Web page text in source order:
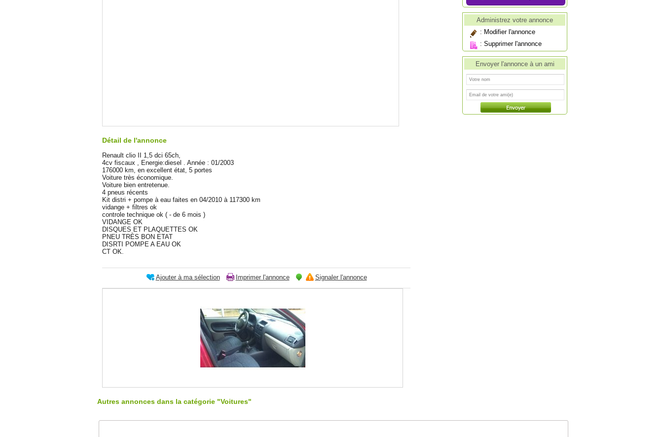
Détail de l'annonce
Renault clio II 1,5 dci 65ch,
4cv fiscaux , Energie:diesel . Année : 01/2003
176000 km, en excellent état, 5 portes
Voiture très économique.
Voiture bien entretenue.
4 pneus récents
Kit distri + pompe à eau faites en 04/2010 à 117300 km
vidange + filtres ok
controle technique ok ( - de 6 mois )
VIDANGE OK
DISQUES ET PLAQUETTES OK
PNEU TRÈS BON ETAT
DISRTI POMPE A EAU OK
CT OK.
Ajouter à ma sélection Imprimer l'annonce Signaler l'annonce
Administrez votre annonce
: Modifier l'annonce
: Supprimer l'annonce
Envoyer l'annonce à un ami
Autres annonces dans la catégorie "Voitures"